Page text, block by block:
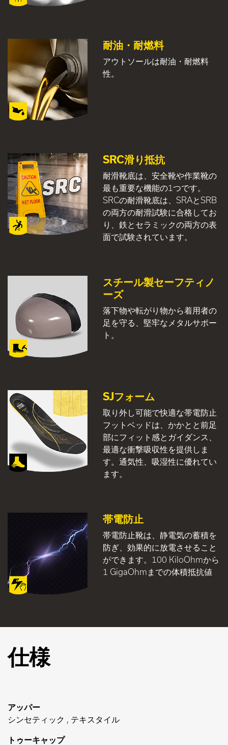
耐油・耐燃料
アウトソールは耐油・耐燃料
性。
SRC滑り抵抗
耐滑靴底は、安全靴や作業靴の
最も重要な機能の1つです。
SRCの耐滑靴底は、SRAとSRB
の両方の耐滑試験に合格してお
り、鉄とセラミックの両方の表
面で試験されています。
スチール製セーフティノ
ーズ
落下物や転がり物から着用者の
足を守る、堅牢なメタルサポー
ト。
SJフォーム
取り外し可能で快適な帯電防止
フットベッドは、かかとと前足
部にフィット感とガイダンス、
最適な衝撃吸収性を提供しま
す。通気性、吸湿性に優れてい
ます。
帯電防止
帯電防止靴は、静電気の蓄積を
防ぎ、効果的に放電させること
ができます。100 KiloOhmから
1 GigaOhmまでの体積抵抗値
仕様
アッパー
シンセティック , テキスタイル
トゥーキャップ